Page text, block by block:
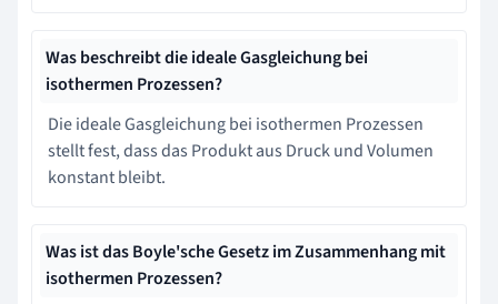
Was beschreibt die ideale Gasgleichung bei
isothermen Prozessen?
Die ideale Gasgleichung bei isothermen Prozessen
stellt fest, dass das Produkt aus Druck und Volumen
konstant bleibt.
Was ist das Boyle'sche Gesetz im Zusammenhang mit
isothermen Prozessen?